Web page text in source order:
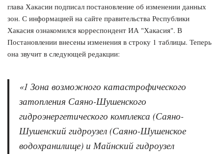
глава Хакасии подписал постановление об изменении данных
зон. С информацией на сайте правительства Республики
Хакасия ознакомился корреспондент ИА "Хакасия". В
Постановлении внесены изменения в строку 1 таблицы. Теперь
она звучит в следующей редакции:
«1 Зона возможного катастрофического
затопления Саяно-Шушенского
гидроэнергетического комплекса (Саяно-
Шушенский гидроузел (Саяно-Шушенское
водохранилище) и Майнский гидроузел